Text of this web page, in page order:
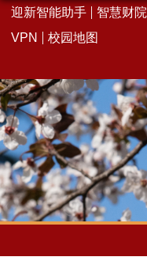
迎新智能助手 智慧财院
VPN
校园地图